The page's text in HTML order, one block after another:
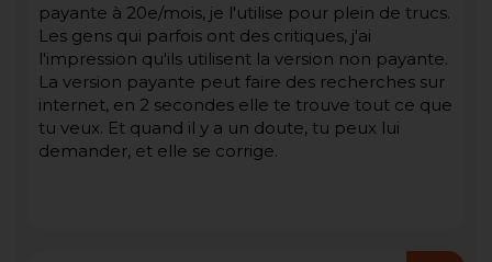
payante à 20e/mois, je l'utilise pour plein de trucs.
Les gens qui parfois ont des critiques, j'ai
l'impression qu'ils utilisent la version non payante.
La version payante peut faire des recherches sur
internet, en 2 secondes elle te trouve tout ce que
tu veux. Et quand il y a un doute, tu peux lui
demander, et elle se corrige.